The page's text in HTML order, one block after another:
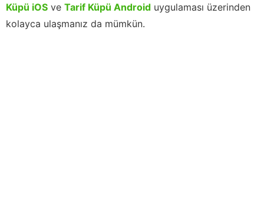
Küpü iOS ve Tarif Küpü Android uygulaması üzerinden
kolayca ulaşmanız da mümkün.